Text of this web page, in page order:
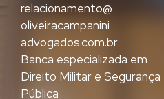
relacionamento@
oliveiracampanini
advogados.com.br
Banca especializada em
Direito Militar e Segurança
Pública